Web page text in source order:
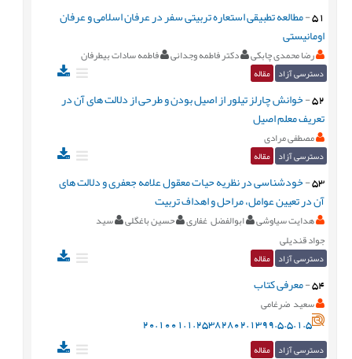
51
-مطالعه تطبیقی استعاره تربیتی سفر در عرفان اسلامی و عرفان
اومانیستی
رضا محمدی چابکی دکتر فاطمه وجدانی فاطمه سادات بیطرفان
دسترسی آزاد مقاله
52
-خوانش چارلز تیلور از اصیل بودن و طرحی از دلالت های آن در
تعریف معلم اصیل
مصطفی مرادی
دسترسی آزاد مقاله
53
-خودشناسی در نظریه حیات‌ معقول علامه جعفری و دلالت های
آن در تعیین عوامل، مراحل و اهداف تربیت
هدایت سیاوشی ابوالفضل غفاری حسین باغگلی
سید
جواد قندیلی
دسترسی آزاد مقاله
54
-معرفی کتاب
سعید ضرغامی
20.1001.1.25382802.1399.5.5.1.5
دسترسی آزاد مقاله